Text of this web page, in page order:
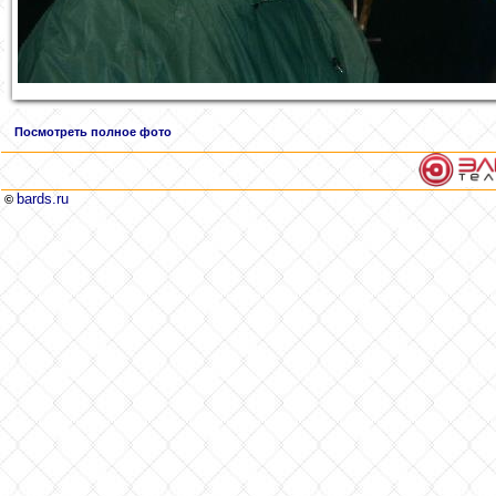
Посмотреть полное фото
© bards.ru